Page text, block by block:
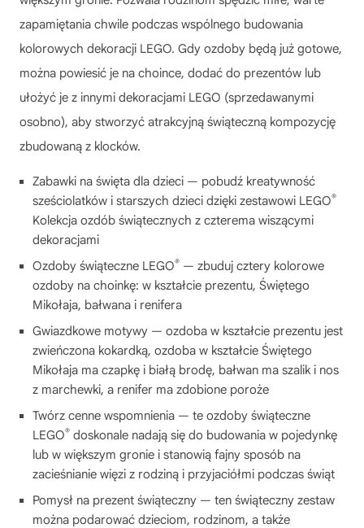
zapamiętania chwile podczas wspólnego budowania
kolorowych dekoracji LEGO. Gdy ozdoby będą już gotowe,
można powiesić je na choince, dodać do prezentów lub
ułożyć je z innymi dekoracjami LEGO (sprzedawanymi
osobno), aby stworzyć atrakcyjną świąteczną kompozycję
zbudowaną z klocków.
Zabawki na święta dla dzieci — pobudź kreatywność
sześciolatków i starszych dzieci dzięki zestawowi LEGO®
Kolekcja ozdób świątecznych z czterema wiszącymi
dekoracjami
Ozdoby świąteczne LEGO® — zbuduj cztery kolorowe
ozdoby na choinkę: w kształcie prezentu, Świętego
Mikołaja, bałwana i renifera
Gwiazdkowe motywy — ozdoba w kształcie prezentu jest
zwieńczona kokardką, ozdoba w kształcie Świętego
Mikołaja ma czapkę i białą brodę, bałwan ma szalik i nos
z marchewki, a renifer ma zdobione poroże
Twórz cenne wspomnienia — te ozdoby świąteczne
LEGO® doskonale nadają się do budowania w pojedynkę
lub w większym gronie i stanowią fajny sposób na
zacieśnianie więzi z rodziną i przyjaciółmi podczas świąt
Pomysł na prezent świąteczny — ten świąteczny zestaw
można podarować dzieciom, rodzinom, a także